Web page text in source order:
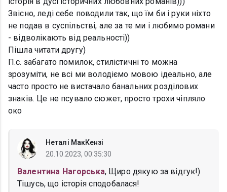
Звісно, леді себе поводили так, що їм би і руки ніхто
не подав в суспільстві, але за те ми і любимо романи
- відволікають від реальності))
Пішла читати другу)
П.с. забагато помилок, стилістичні то можна
зрозуміти, не всі ми володіємо мовою ідеально, але
часто просто не вистачало банальних розділових
знаків. Це не псувало сюжет, просто трохи чіпляло
око
Неталі МакКензі
20.10.2023, 00:35:30
Валентина Нагорська, Щиро дякую за відгук!)
Тішусь, що історія сподобалася!